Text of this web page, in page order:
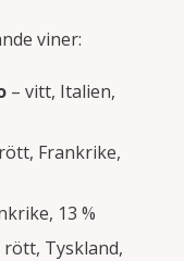
viner:
– vitt, Italien,
Frankrike,
13 %
rött, Tyskland,